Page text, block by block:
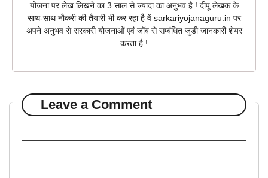
योजना पर लेख लिखने का 3 साल से ज्यादा का अनुभव है ! दीपू लेखक के
साथ-साथ नौकरी की तैयारी भी कर रहा है वें sarkariyojanaguru.in पर
अपने अनुभव से सरकारी योजनाओं एवं जॉब से सम्बंधित जुडी जानकारी शेयर
करता है !
Leave a Comment